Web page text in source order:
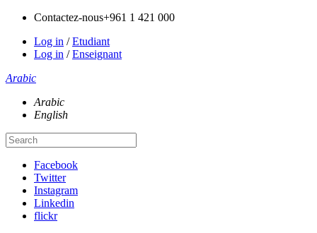
Contactez-nous+961 1 421 000
Log in /Etudiant
Log in /Enseignant
Arabic
Arabic
English
Facebook
Twitter
Instagram
Linkedin
flickr